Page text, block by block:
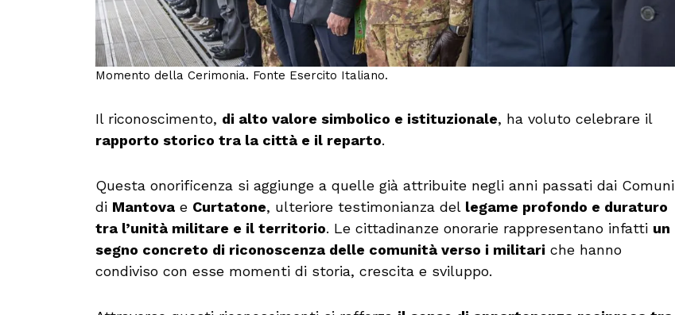
Momento della Cerimonia. Fonte Esercito Italiano.
Il riconoscimento, di alto valore simbolico e istituzionale, ha voluto celebrare il
rapporto storico tra la città e il reparto.
Questa onorificenza si aggiunge a quelle già attribuite negli anni passati dai Comuni
di Mantova e Curtatone, ulteriore testimonianza del legame profondo e duraturo
tra l’unità militare e il territorio. Le cittadinanze onorarie rappresentano infatti un
segno concreto di riconoscenza delle comunità verso i militari che hanno
condiviso con esse momenti di storia, crescita e sviluppo.